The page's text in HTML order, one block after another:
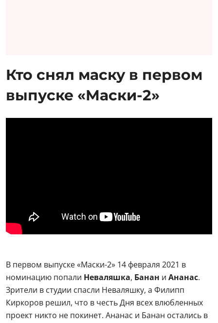
Кто снял маску в первом
выпуске «Маски-2»
В первом выпуске «Маски-2» 14 февраля 2021 в
номинацию попали Неваляшка, Банан и Ананас.
Зрители в студии спасли Неваляшку, а Филипп
Киркоров решил, что в честь Дня всех влюбленных
проект никто не покинет. Ананас и Банан остались в